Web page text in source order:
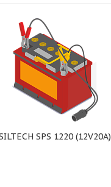
SPS 1220 (12V20A)